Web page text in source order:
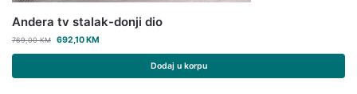
Andera tv stalak-donji dio
769,00KM 692,10KM
Dodaj u korpu